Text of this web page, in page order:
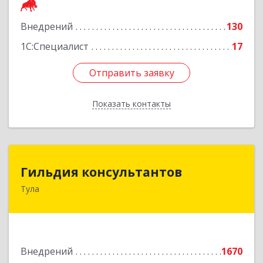
Внедрений
130
1С:Специалист
17
Отправить заявку
Показать контакты
Отправить заявку
Назад
Гильдия консультантов
Тула
Внедрений 1670
300034, Тульская об, Тула г, Вересаева ул, дом